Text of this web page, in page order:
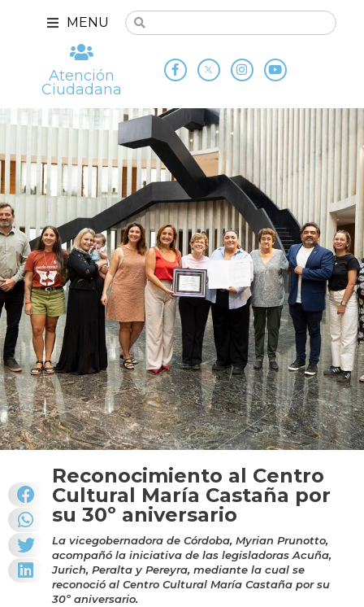
MENU
Atención
Ciudadana
Reconocimiento al Centro
Cultural María Castaña por
su 30º aniversario
La vicegobernadora de Córdoba, Myrian Prunotto,
acompañó la iniciativa de las legisladoras Acuña,
Jurich, Peralta y Pereyra, mediante la cual se
reconoció al Centro Cultural María Castaña por su
30º aniversario.